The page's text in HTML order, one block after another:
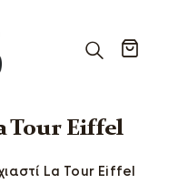
Tour Eiffel
La Tour Eiffel